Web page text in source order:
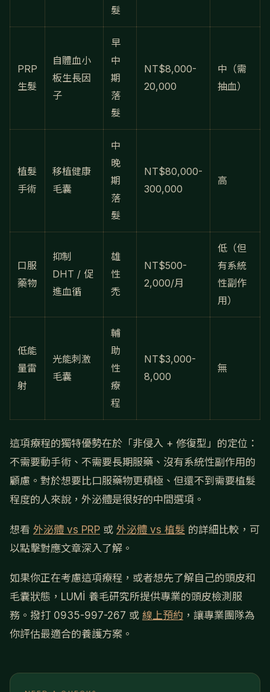
髮
PRP
生髮
自體血小
板生長因
子
早
中
期
落
髮
NT$8,000-
20,000
中（需
抽血）
植髮
手術
移植健康
毛囊
中
晚
期
落
髮
NT$80,000-
300,000
高
口服
藥物
抑制
DHT / 促
進血循
雄
性
禿
NT$500-
2,000/月
低（但
有系統
性副作
用）
低能
量雷
射
光能刺激
毛囊
輔
助
性
療
程
NT$3,000-
8,000
無
這項療程的獨特優勢在於「非侵入 + 修復型」的定位：
不需要動手術、不需要長期服藥、沒有系統性副作用的
顧慮。對於想要比口服藥物更積極、但還不到需要植髮
程度的人來說，外泌體是很好的中間選項。
想看 外泌體 vs PRP 或 外泌體 vs 植髮 的詳細比較，可
以點擊對應文章深入了解。
如果你正在考慮這項療程，或者想先了解自己的頭皮和
毛囊狀態，LUMİ 養毛研究所提供專業的頭皮檢測服
務。撥打 0935-997-267 或 線上預約 ，讓專業團隊為
你評估最適合的養護方案。